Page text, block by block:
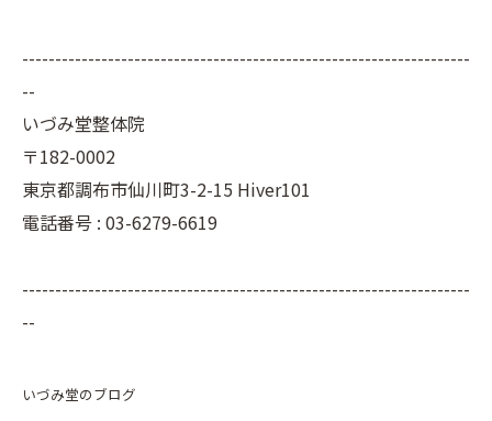
--------------------------------------------------------------------
--
いづみ堂整体院
〒182-0002
東京都調布市仙川町3-2-15 Hiver101
電話番号 : 03-6279-6619
--------------------------------------------------------------------
--
いづみ堂のブログ